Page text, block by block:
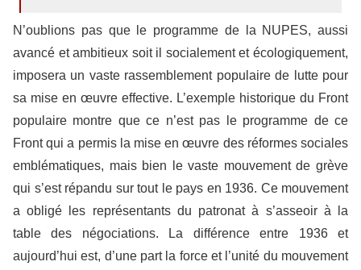
N’oublions pas que le programme de la NUPES, aussi
avancé et ambitieux soit il socialement et écologiquement,
imposera un vaste rassemblement populaire de lutte pour
sa mise en œuvre effective. L’exemple historique du Front
populaire montre que ce n’est pas le programme de ce
Front qui a permis la mise en œuvre des réformes sociales
emblématiques, mais bien le vaste mouvement de grève
qui s’est répandu sur tout le pays en 1936. Ce mouvement
a obligé les représentants du patronat à s’asseoir à la
table des négociations. La différence entre 1936 et
aujourd’hui est, d’une part la force et l’unité du mouvement